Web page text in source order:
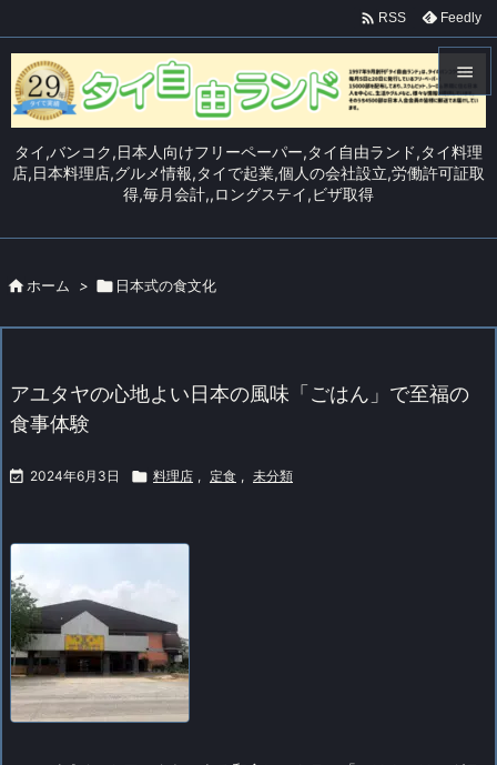
タイ,バンコク,日本人向けフリーペーパー,タイ自由ランド,タイ料理
店,日本料理店,グルメ情報,タイで起業,個人の会社設立,労働許可証取
得,毎月会計,,ロングステイ,ビザ取得

メニュ


 RSS Feedly
 ホーム >  日本式の食文化
アユタヤの心地よい日本の風味「ごはん」で至福の
食事体験
 2024年6月3日  料理店 , 定食 , 未分類